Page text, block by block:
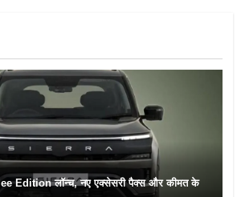
Edition लॉन्च, नए एक्सेसरी पैक्स और कीमत के